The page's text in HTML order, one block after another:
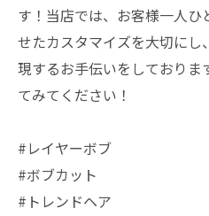
す！当店では、お客様一人
せたカスタマイズを大切に
現するお手伝いをしておりま
てみてください！
#レイヤーボブ
#ボブカット
#トレンドヘア